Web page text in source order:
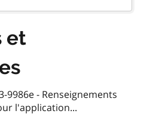
et
9986e - Renseignements
l'application...